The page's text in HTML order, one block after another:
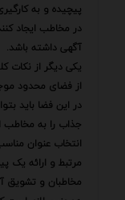
پیچیده و به
در مخاطب ایجاد
آگهی داشته باشد.
یکی دیگر از نکات
از فضای محدود
در این فضا باید
جذاب را به مخاطب
انتخاب عنوان
مرتبط و ارائه یک
مخاطبان و تشویق